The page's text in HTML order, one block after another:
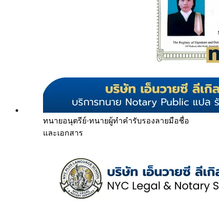
ทนายอนุตรีย์·ทนายผู้ทำคำรับรองลายมือชื่อ
และเอกสาร